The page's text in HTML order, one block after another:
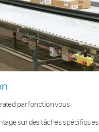
par fonction vous
sur des tâches spécifiques